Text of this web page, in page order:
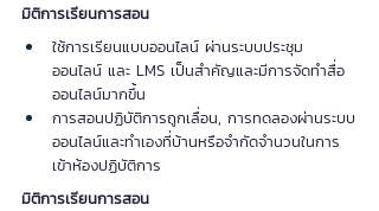
มิติการเรียนการสอน
ใช้การเรียนแบบออนไลน์ ผ่านระบบประชุม
ออนไลน์ และ LMS เป็นสำคัญและมีการจัดทำสื่อ
ออนไลน์มากขึ้น
การสอนปฏิบัติการถูกเลื่อน, การทดลองผ่านระบบ
ออนไลน์และทำเองที่บ้านหรือจำกัดจำนวนในการ
เข้าห้องปฏิบัติการ
มิติการเรียนการสอน